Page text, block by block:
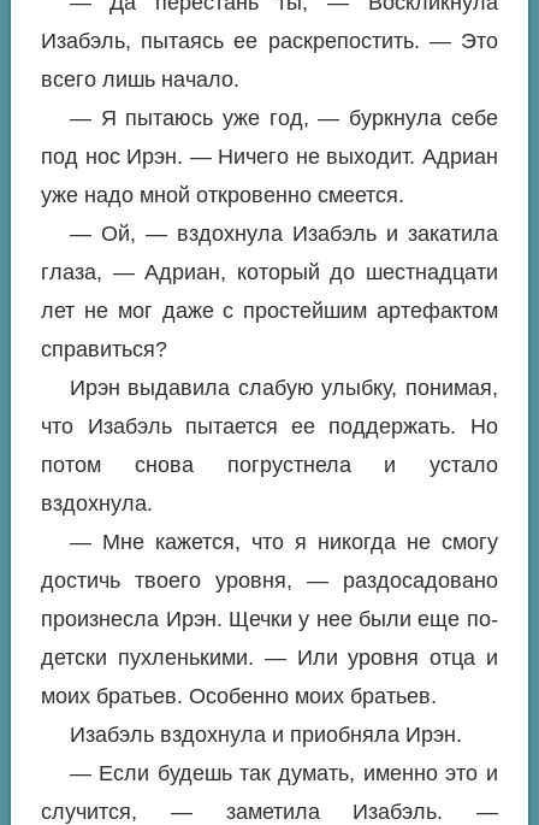
Изабэль, пытаясь ее раскрепостить. — Это
всего лишь начало.
— Я пытаюсь уже год, — буркнула себе
под нос Ирэн. — Ничего не выходит. Адриан
уже надо мной откровенно смеется.
— Ой, — вздохнула Изабэль и закатила
глаза, — Адриан, который до шестнадцати
лет не мог даже с простейшим артефактом
справиться?
Ирэн выдавила слабую улыбку, понимая,
что Изабэль пытается ее поддержать. Но
потом снова погрустнела и устало
вздохнула.
— Мне кажется, что я никогда не смогу
достичь твоего уровня, — раздосадовано
произнесла Ирэн. Щечки у нее были еще по-
детски пухленькими. — Или уровня отца и
моих братьев. Особенно моих братьев.
Изабэль вздохнула и приобняла Ирэн.
— Если будешь так думать, именно это и
случится, — заметила Изабэль. —